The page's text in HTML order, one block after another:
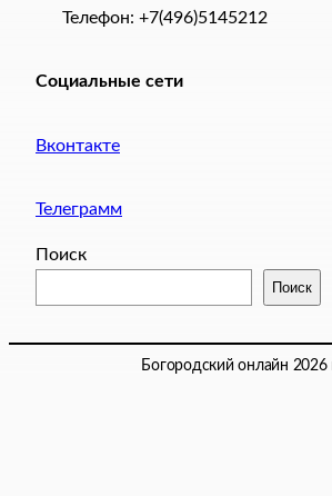
Телефон: +7(496)5145212
Социальные сети
Вконтакте
Телеграмм
Поиск
Поиск
Богородский онлайн 2026